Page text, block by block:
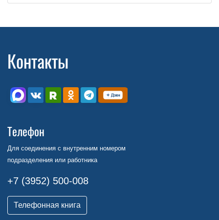
Контакты
Телефон
Для соединения с внутренним номером
подразделения или работника
+7 (3952) 500-008
Телефонная книга